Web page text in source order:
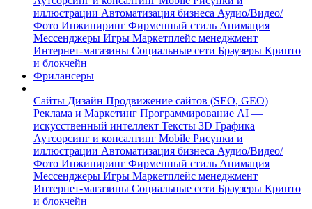
иллюстрации Автоматизация бизнеса Аудио/Видео/
Фото Инжиниринг Фирменный стиль Анимация
Мессенджеры Игры Маркетплейс менеджмент
Интернет-магазины Социальные сети Браузеры Крипто
и блокчейн
Фрилансеры
Сайты Дизайн Продвижение сайтов (SEO, GEO)
Реклама и Маркетинг Программирование AI —
искусственный интеллект Тексты 3D Графика
Аутсорсинг и консалтинг Mobile Рисунки и
иллюстрации Автоматизация бизнеса Аудио/Видео/
Фото Инжиниринг Фирменный стиль Анимация
Мессенджеры Игры Маркетплейс менеджмент
Интернет-магазины Социальные сети Браузеры Крипто
и блокчейн